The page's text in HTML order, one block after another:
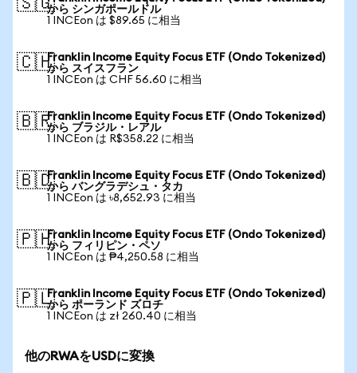
🇸🇬から シンガポールドル
1 INCEon は $89.65 に相当
🇨🇭Franklin Income Equity Focus ETF (Ondo Tokenized)
から スイスフラン
1 INCEon は CHF 56.60 に相当
🇧🇷Franklin Income Equity Focus ETF (Ondo Tokenized)
から ブラジル・レアル
1 INCEon は R$358.22 に相当
🇧🇩Franklin Income Equity Focus ETF (Ondo Tokenized)
から バングラデシュ・タカ
1 INCEon は ৳8,652.93 に相当
🇵🇭Franklin Income Equity Focus ETF (Ondo Tokenized)
から フィリピン・ペソ
1 INCEon は ₱4,250.58 に相当
🇵🇱Franklin Income Equity Focus ETF (Ondo Tokenized)
から ポーランド ズロチ
1 INCEon は zł 260.40 に相当
他のRWAをUSDに変換